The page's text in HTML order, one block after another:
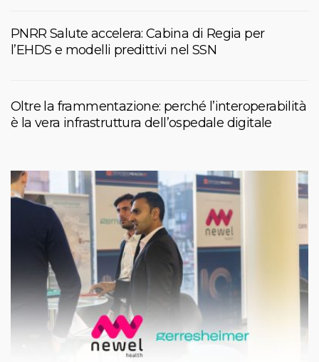
PNRR Salute accelera: Cabina di Regia per
l’EHDS e modelli predittivi nel SSN
Oltre la frammentazione: perché l’interoperabilità
è la vera infrastruttura dell’ospedale digitale